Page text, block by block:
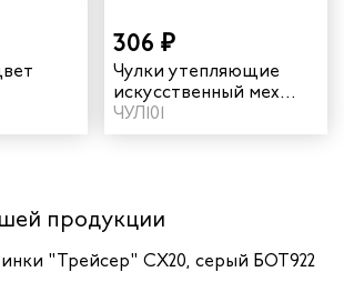
306 ₽
Чулки утепляющие
искусственный мех
цвет серый
ЧУЛ101
продукции
"Трейсер" CX20, серый БОТ922